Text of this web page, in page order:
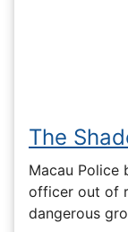
The
Macau Police
officer out of
dangerous